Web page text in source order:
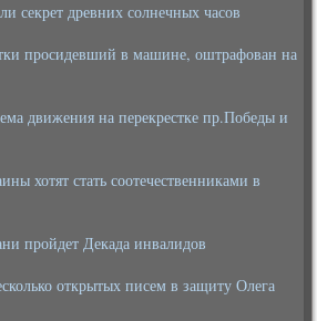
секрет древних солнечных часов
просидевший в машине, оштрафован на
движения на перекрестке пр.Победы и
хотят стать соотечественниками в
пройдет Декада инвалидов
открытых писем в защиту Олега